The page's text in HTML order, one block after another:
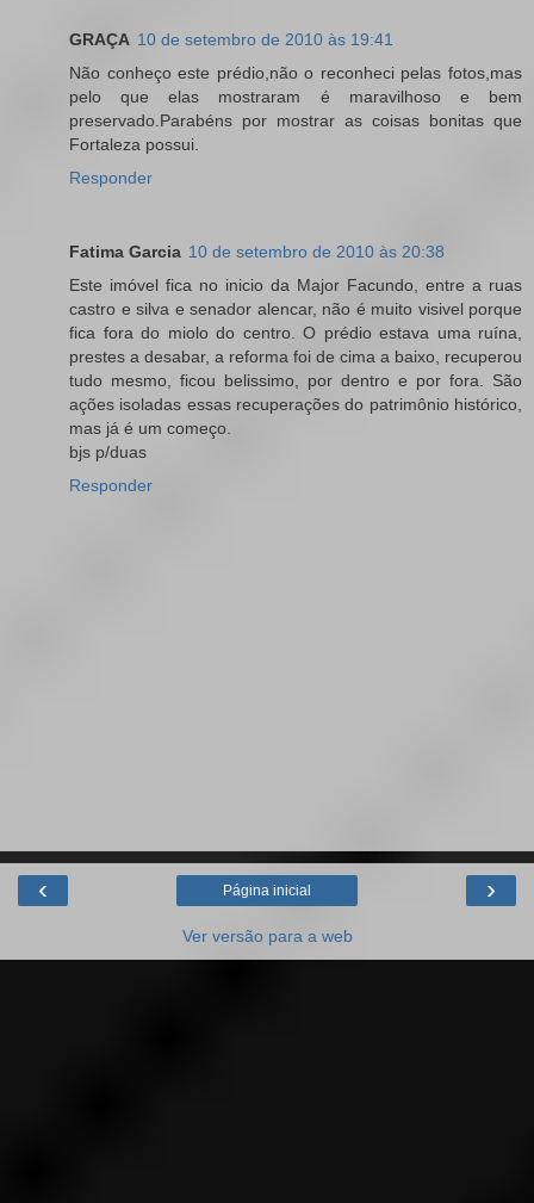
GRAÇA 10 de setembro de 2010 às 19:41
Não conheço este prédio,não o reconheci pelas fotos,mas
pelo que elas mostraram é maravilhoso e bem
preservado.Parabéns por mostrar as coisas bonitas que
Fortaleza possui.
Responder
Fatima Garcia 10 de setembro de 2010 às 20:38
Este imóvel fica no inicio da Major Facundo, entre a ruas
castro e silva e senador alencar, não é muito visivel porque
fica fora do miolo do centro. O prédio estava uma ruína,
prestes a desabar, a reforma foi de cima a baixo, recuperou
tudo mesmo, ficou belissimo, por dentro e por fora. São
ações isoladas essas recuperações do patrimônio histórico,
mas já é um começo.
bjs p/duas
Responder
‹ ›
Página inicial
Ver versão para a web